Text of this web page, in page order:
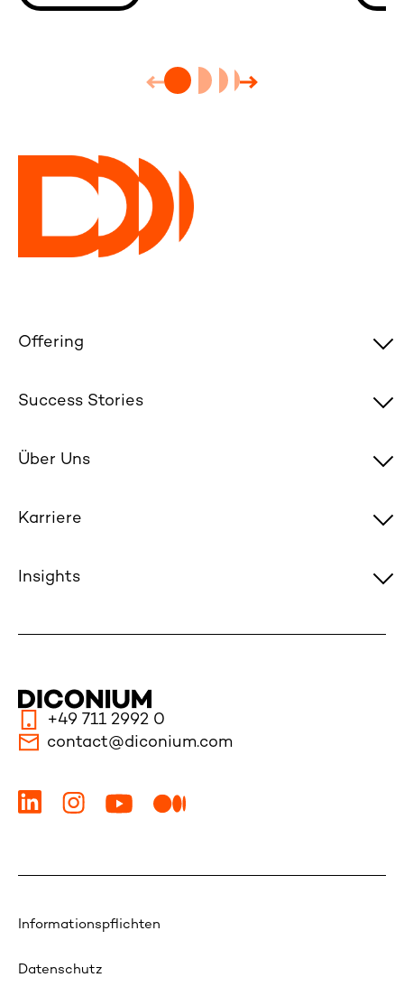
Offering
Success Stories
Über Uns
Karriere
Insights
+49 711 2992 0
contact@diconium.com
Informationspflichten
Datenschutz